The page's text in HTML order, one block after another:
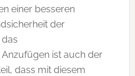
einer besseren
der
ist auch der
dass mit diesem